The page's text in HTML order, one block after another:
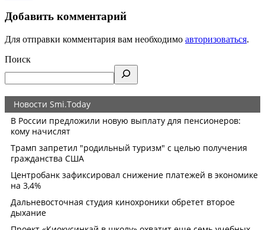
Добавить комментарий
Для отправки комментария вам необходимо авторизоваться.
Поиск